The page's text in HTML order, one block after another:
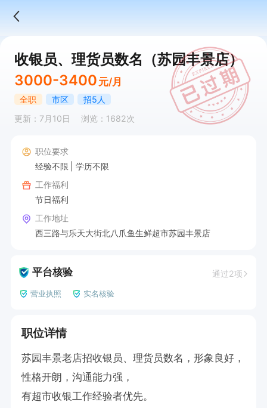
收银员、理货员数名（苏园丰景店）
3000-3400 元/月
全职 市区
招5人
更新：7月10日
浏览：1682次
职位要求
经验不限
学历不限
工作福利
节日福利
工作地址
西三路与乐天大街北八爪鱼生鲜超市苏园丰景店
平台核验 通过2项
营业执照 实名核验
职位详情
苏园丰景老店招收银员、理货员数名，形象良好，
性格开朗，沟通能力强，
有超市收银工作经验者优先。